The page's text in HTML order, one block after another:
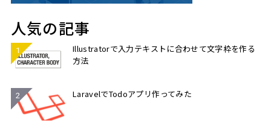
人気の記事
Illustratorで入力テキストに合わせて文字枠を作る
方法
LaravelでTodoアプリ作ってみた